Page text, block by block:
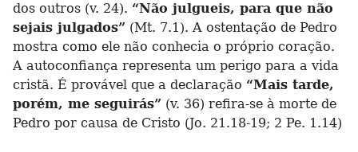
dos outros (v. 24). “Não julgueis, para que não
sejais julgados” (Mt. 7.1). A ostentação de Pedro
mostra como ele não conhecia o próprio coração.
A autoconfiança representa um perigo para a vida
cristã. É provável que a declaração “Mais tarde,
porém, me seguirás” (v. 36) refira-se à morte de
Pedro por causa de Cristo (Jo. 21.18-19; 2 Pe. 1.14)